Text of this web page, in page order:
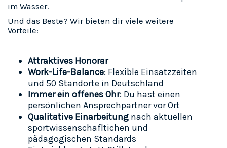
im Wasser.
Und das Beste? Wir bieten dir viele weitere
Vorteile:
Attraktives Honorar
Work-Life-Balance: Flexible Einsatzzeiten
und 50 Standorte in Deutschland
Immer ein offenes Ohr: Du hast einen
persönlichen Ansprechpartner vor Ort
Qualitative Einarbeitung nach aktuellen
sportwissenschafltichen und
pädagogischen Standards